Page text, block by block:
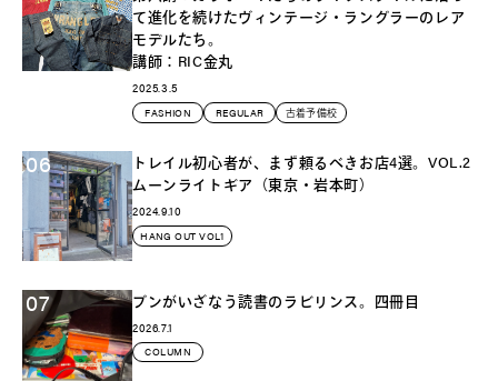
て進化を続けたヴィンテージ・ラングラーのレア
モデルたち。
講師：RIC金丸
2025.3.5
FASHION REGULAR 古着予備校
06
トレイル初心者が、まず頼るべきお店4選。VOL.2
ムーンライトギア（東京・岩本町）
2024.9.10
HANG OUT VOL1
07 ブンがいざなう読書のラビリンス。四冊目
2026.7.1
COLUMN